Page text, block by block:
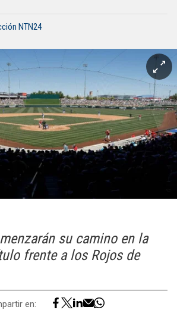
NTN24
su camino en la
frente a los Rojos de
en: